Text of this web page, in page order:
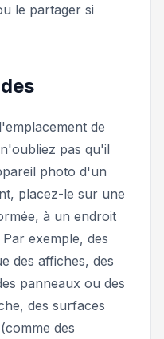
le partager si
de
pas qu'il
photo d'un
placez-le sur une
à un endroit
exemple, des
des affiches, des
panneaux ou des
des surfaces
des